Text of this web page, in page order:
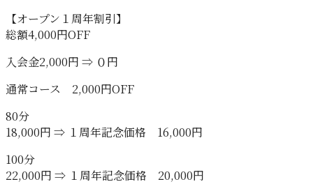
【オープン１周年割引】
総額4,000円OFF
入会金2,000円 ⇒ ０円
通常コース 2,000円OFF
80分
18,000円 ⇒ １周年記念価格 16,000円
100分
22,000円 ⇒ １周年記念価格 20,000円